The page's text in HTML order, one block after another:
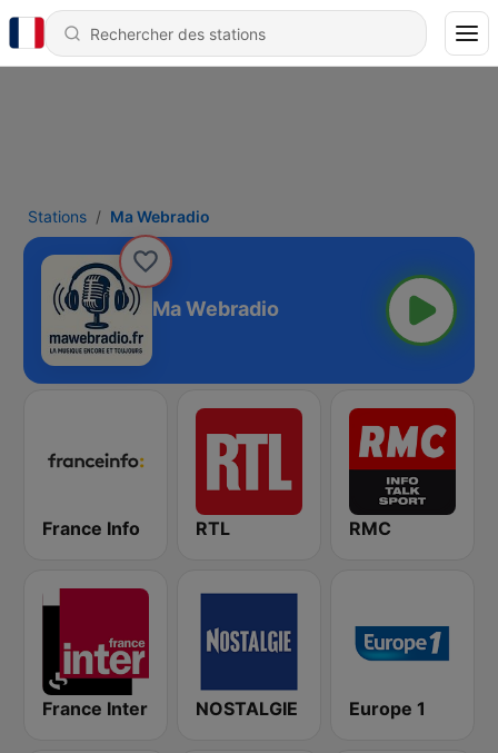
Stations Ma Webradio
Ma Webradio
France Info RTL RMC
France Inter NOSTALGIE Europe 1